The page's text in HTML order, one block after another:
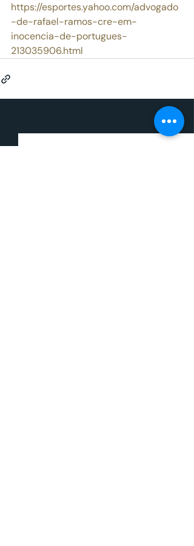
https://esportes.yahoo.com/advogado
-de-rafael-ramos-cre-em-
inocencia-de-portugues-
213035906.html
Ver tudo